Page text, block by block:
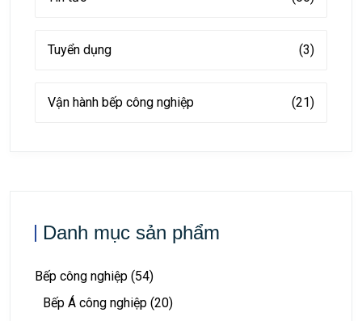
Tuyển dụng (3)
Vận hành bếp công nghiệp (21)
Danh mục sản phẩm
Bếp công nghiệp (54)
Bếp Á công nghiệp (20)